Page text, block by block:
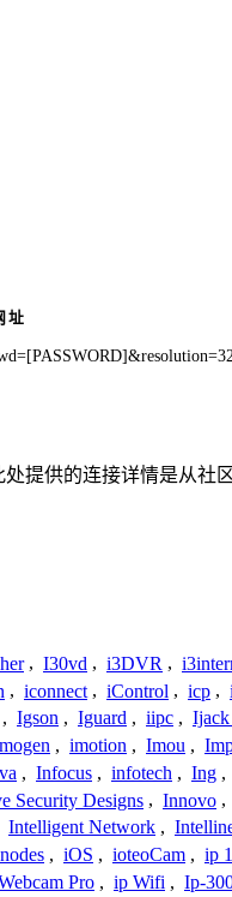
址
提供的连接详情是从
, I30vd , i3DVR ,
, iconnect , iControl , icp ,
, Igson , Iguard , iipc ,
, imotion , Imou ,
, Infocus , infotech , Ing ,
Security Designs , Innovo ,
Intelligent Network ,
, iOS , ioteoCam , ip
Pro , ip Wifi , Ip-